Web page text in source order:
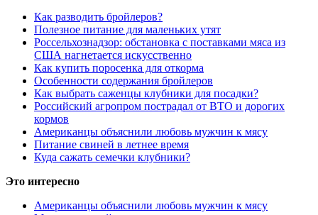
Как разводить бройлеров?
Полезное питание для маленьких утят
Россельхознадзор: обстановка с поставками мяса из
США нагнетается искусственно
Как купить поросенка для откорма
Особенности содержания бройлеров
Как выбрать саженцы клубники для посадки?
Российский агропром пострадал от ВТО и дорогих
кормов
Американцы объяснили любовь мужчин к мясу
Питание свиней в летнее время
Куда сажать семечки клубники?
Это интересно
Американцы объяснили любовь мужчин к мясу